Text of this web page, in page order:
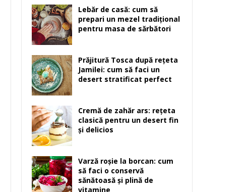
Lebăr de casă: cum să
prepari un mezel tradițional
pentru masa de sărbători
Prăjitură Tosca după rețeta
Jamilei: cum să faci un
desert stratificat perfect
Cremă de zahăr ars: rețeta
clasică pentru un desert fin
și delicios
Varză roșie la borcan: cum
să faci o conservă
sănătoasă și plină de
vitamine